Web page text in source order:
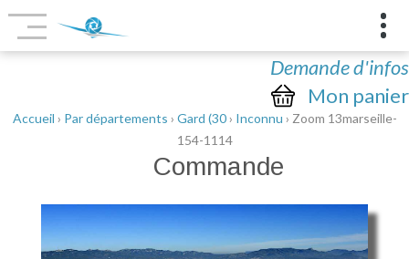
Demande d'infos
Mon panier
Accueil › Par départements › Gard (30› Inconnu › Zoom 13marseille-
154-1114
Commande